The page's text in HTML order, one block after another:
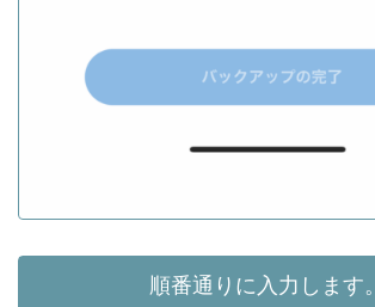
順番通りに入力します。